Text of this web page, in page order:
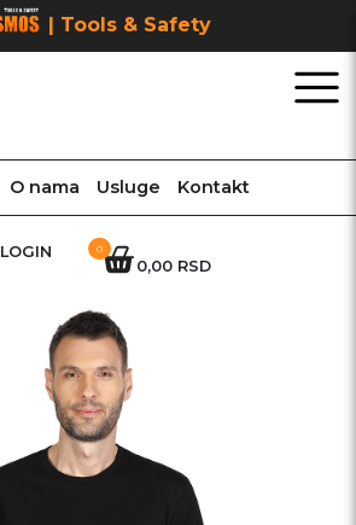
| Tools & Safety
O nama Usluge Kontakt
LOGIN
0,00 RSD
0